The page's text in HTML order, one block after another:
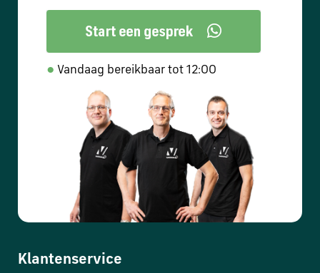
● Vandaag bereikbaar tot 12:00
Klantenservice